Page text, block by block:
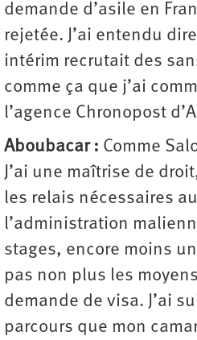
demande d’asile en
rejetée. J’ai entendu
intérim recrutait des
comme ça que j’ai
l’agence Chronopost
Aboubacar : Comme
J’ai une maîtrise de
les relais nécessaires
l’administration
stages, encore moins
pas non plus les
demande de visa. J’ai
parcours que mon